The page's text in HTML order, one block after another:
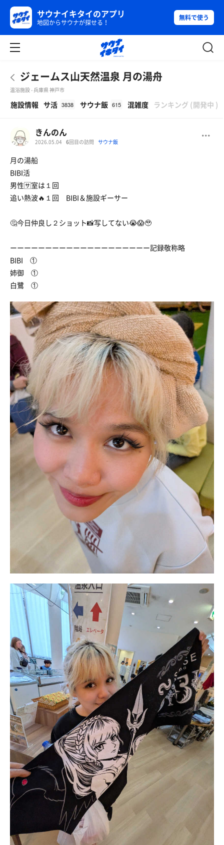
サウナイキタイのアプリ
地図からサウナが探せる！
無料で使う
ジェームス山天然温泉 月の湯舟
温浴施設 - 兵庫県 神戸市
施設情報 サ活 3838 サウナ飯 615 混雑度 ランキング (開発中 )
きんのん
2026.05.04 6回目の訪問 サウナ飯
月の湯船
BIBI活
男性🈂️室は１回
追い熱波🔥１回 BIBI＆施設ギーサー
🤔今日仲良し２ショット📸写してない😭😱🥹
ーーーーーーーーーーーーーーーーーーーー記録敬称略
BIBI ①
姉御 ①
白鷺 ①